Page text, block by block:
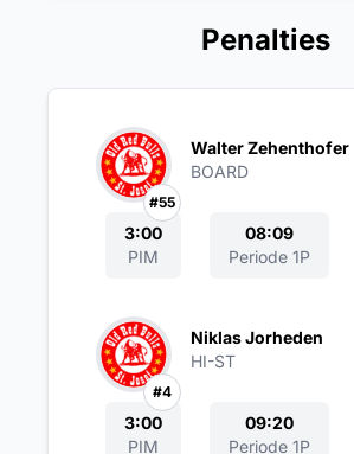
Penalties
#55
Walter Zehenthofer
BOARD
3:00
PIM
08:09
Periode 1P
#4
Niklas Jorheden
HI-ST
3:00
PIM
09:20
Periode 1P